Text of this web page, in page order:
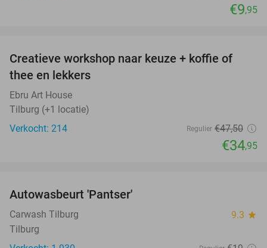
€9,95
26%
Creatieve workshop naar keuze + koffie of
thee en lekkers
Ebru Art House
Tilburg (+1 locatie)
Verkocht: 214
Regulier €47,50
€34,95
Autowasbeurt 'Pantser'
Carwash Tilburg 9.3 star
Tilburg